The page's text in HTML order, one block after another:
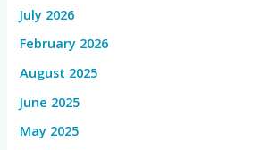
July 2026
February 2026
August 2025
June 2025
May 2025